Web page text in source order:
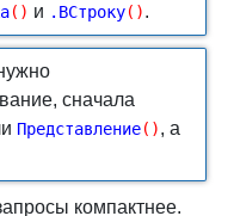
( ) и .ВСтроку( ).
сначала
Представление( ), а
компактнее.